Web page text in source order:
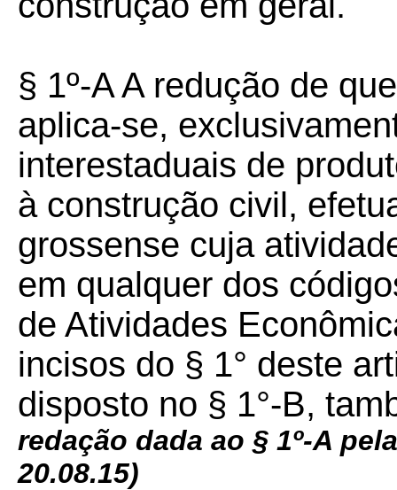
§ 1º-A A redução de
aplica-se,
interestaduais de
à construção civil,
grossense cuja
em qualquer dos
de Atividades
incisos do § 1° deste
disposto no § 1°-B,
redação dada ao § 1º-A
20.08.15)